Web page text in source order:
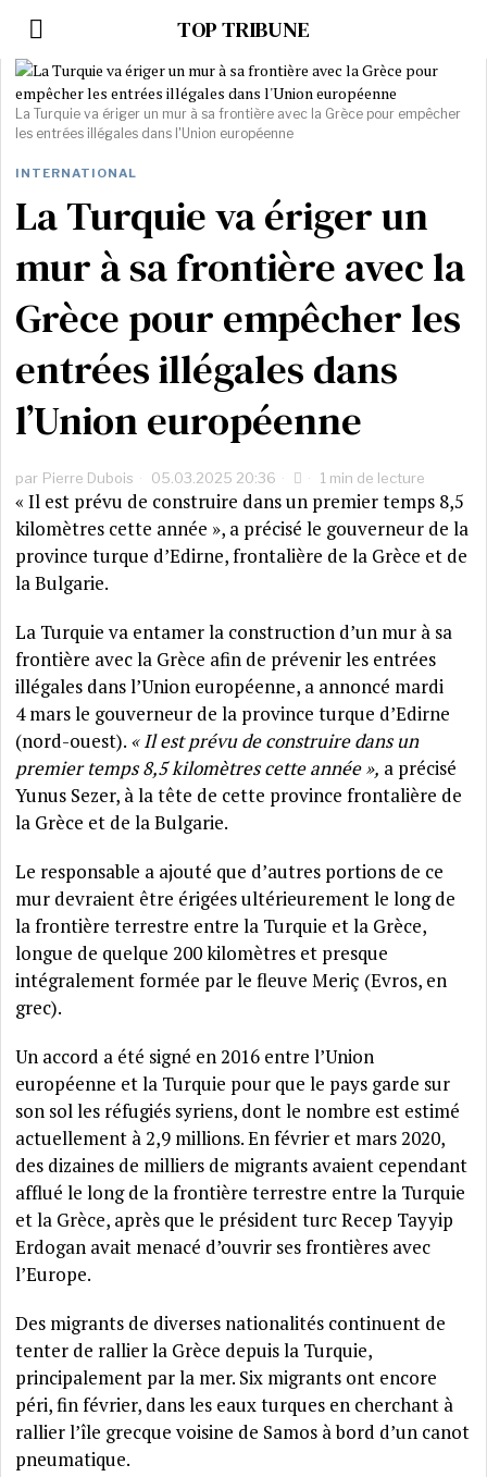
TOP TRIBUNE
La Turquie va ériger un mur à sa frontière avec la Grèce pour empêcher
les entrées illégales dans l'Union européenne
INTERNATIONAL
La Turquie va ériger un
mur à sa frontière avec la
Grèce pour empêcher les
entrées illégales dans
l’Union européenne
par Pierre Dubois 05.03.2025 20:36 1 min de lecture
« Il est prévu de construire dans un premier temps 8,5
kilomètres cette année », a précisé le gouverneur de la
province turque d’Edirne, frontalière de la Grèce et de
la Bulgarie.
La Turquie va entamer la construction d’un mur à sa
frontière avec la Grèce afin de prévenir les entrées
illégales dans l’Union européenne, a annoncé mardi
4 mars le gouverneur de la province turque d’Edirne
(nord-ouest). « Il est prévu de construire dans un
premier temps 8,5 kilomètres cette année », a précisé
Yunus Sezer, à la tête de cette province frontalière de
la Grèce et de la Bulgarie.
Le responsable a ajouté que d’autres portions de ce
mur devraient être érigées ultérieurement le long de
la frontière terrestre entre la Turquie et la Grèce,
longue de quelque 200 kilomètres et presque
intégralement formée par le fleuve Meriç (Evros, en
grec).
Un accord a été signé en 2016 entre l’Union
européenne et la Turquie pour que le pays garde sur
son sol les réfugiés syriens, dont le nombre est estimé
actuellement à 2,9 millions. En février et mars 2020,
des dizaines de milliers de migrants avaient cependant
afflué le long de la frontière terrestre entre la Turquie
et la Grèce, après que le président turc Recep Tayyip
Erdogan avait menacé d’ouvrir ses frontières avec
l’Europe.
Des migrants de diverses nationalités continuent de
tenter de rallier la Grèce depuis la Turquie,
principalement par la mer. Six migrants ont encore
péri, fin février, dans les eaux turques en cherchant à
rallier l’île grecque voisine de Samos à bord d’un canot
pneumatique.